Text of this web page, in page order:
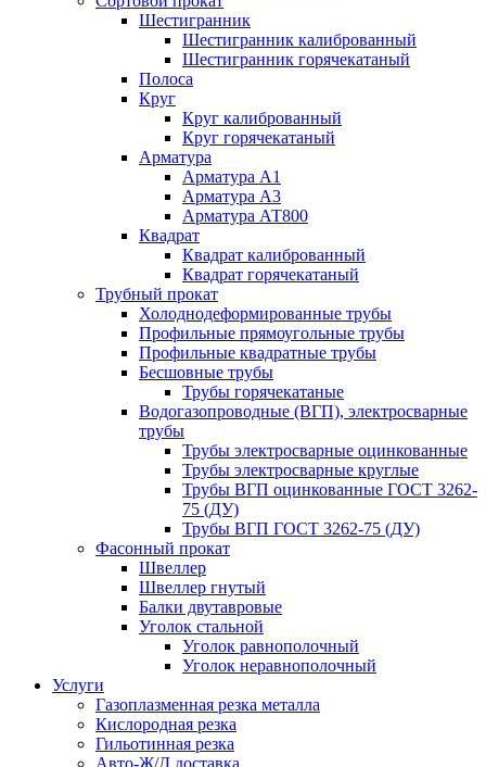
Шестигранник
Шестигранник калиброванный
Шестигранник горячекатаный
Полоса
Круг
Круг калиброванный
Круг горячекатаный
Арматура
Арматура А1
Арматура А3
Арматура АТ800
Квадрат
Квадрат калиброванный
Квадрат горячекатаный
Трубный прокат
Холоднодеформированные трубы
Профильные прямоугольные трубы
Профильные квадратные трубы
Бесшовные трубы
Трубы горячекатаные
Водогазопроводные (ВГП), электросварные
трубы
Трубы электросварные оцинкованные
Трубы электросварные круглые
Трубы ВГП оцинкованные ГОСТ 3262-
75 (ДУ)
Трубы ВГП ГОСТ 3262-75 (ДУ)
Фасонный прокат
Швеллер
Швеллер гнутый
Балки двутавровые
Уголок стальной
Уголок равнополочный
Уголок неравнополочный
Услуги
Газоплазменная резка металла
Кислородная резка
Гильотинная резка
Авто-Ж/Д доставка